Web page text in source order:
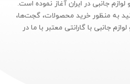
جانبی در ایران آغاز نموده است.
به منظور خرید محصولات، گجت‌ها،
جانبی با گارانتی معتبر با ما در